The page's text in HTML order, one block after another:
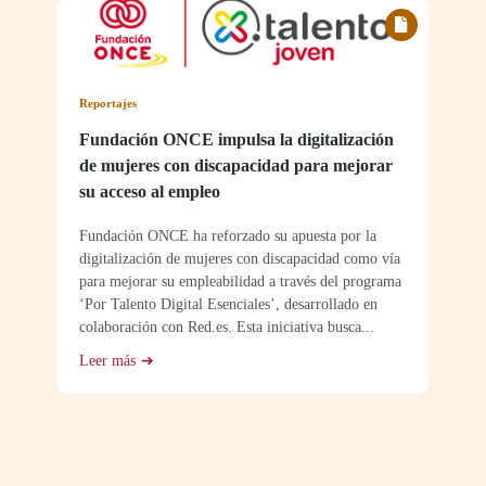
Reportajes
Fundación ONCE impulsa la digitalización
de mujeres con discapacidad para mejorar
su acceso al empleo
Fundación ONCE ha reforzado su apuesta por la
digitalización de mujeres con discapacidad como vía
para mejorar su empleabilidad a través del programa
‘Por Talento Digital Esenciales’, desarrollado en
colaboración con Red.es. Esta iniciativa busca...
Leer más